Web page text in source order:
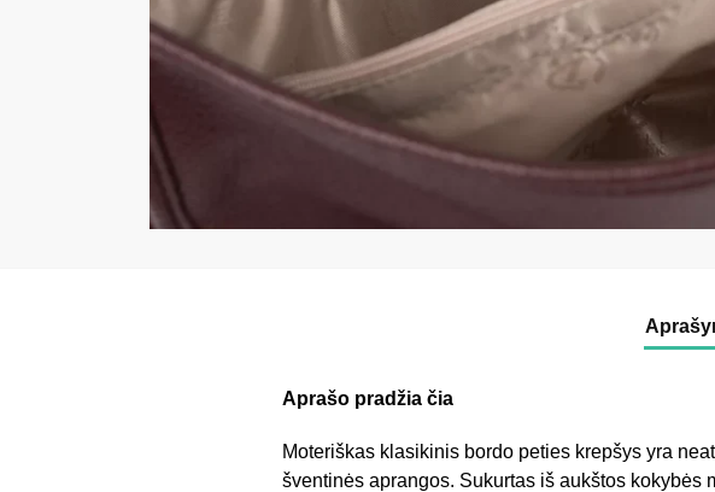
Aprašo pradžia čia
Moteriškas klasikinis bordo peties krepšys yra
šventinės aprangos. Sukurtas iš aukštos kokybės